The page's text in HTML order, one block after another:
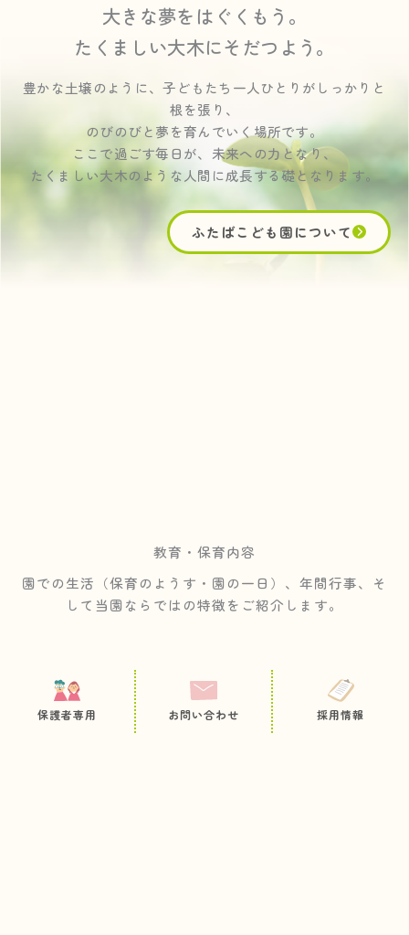
保護者専用 お問い合わせ 採用情報
大きな夢をはぐくもう。
たくましい大木にそだつよう。
豊かな土壌のように、子どもたち一人ひとりがしっかりと
根を張り、
のびのびと夢を育んでいく場所です。
ここで過ごす毎日が、未来への力となり、
たくましい大木のような人間に成長する礎となります。
ふたばこども園について
教育・保育内容
園での生活（保育のようす・園の一日）、年間行事、そ
して当園ならではの特徴をご紹介します。
保育の